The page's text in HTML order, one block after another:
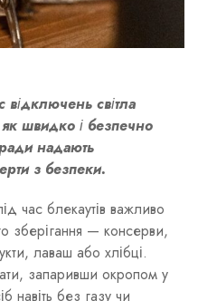
відключень світла
швидко і безпечно
надають
з безпеки.
час блекаутів важливо
зберігання — консерви,
лаваш або хлібці.
запаривши окропом у
навіть без газу чи